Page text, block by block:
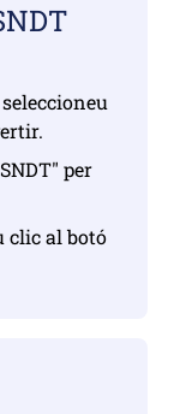
per
clic al botó